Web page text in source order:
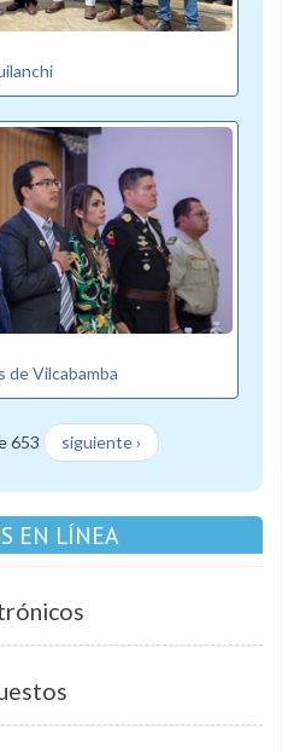
de Vilcabamba
653 siguiente ›
EN LÍNEA